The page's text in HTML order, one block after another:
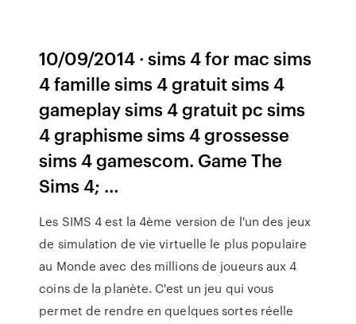
10/09/2014 · sims 4 for mac sims
4 famille sims 4 gratuit sims 4
gameplay sims 4 gratuit pc sims
4 graphisme sims 4 grossesse
sims 4 gamescom. Game The
Sims 4; …
Les SIMS 4 est la 4ème version de l'un des jeux
de simulation de vie virtuelle le plus populaire
au Monde avec des millions de joueurs aux 4
coins de la planète. C'est un jeu qui vous
permet de rendre en quelques sortes réelle